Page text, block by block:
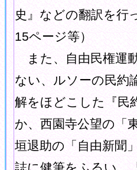
史』などの翻訳を行
15ページ等）
また、自由民権運
ない、ルソーの民約
解をほどこした『民
か、西園寺公望の「
垣退助の「自由新聞